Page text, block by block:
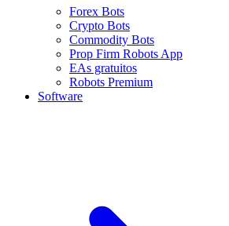
Forex Bots
Crypto Bots
Commodity Bots
Prop Firm Robots App
EAs gratuitos
Robots Premium
Software